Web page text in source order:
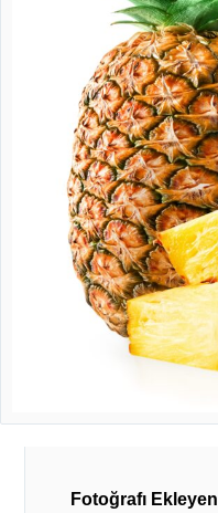
Fotoğrafı Ekleyen